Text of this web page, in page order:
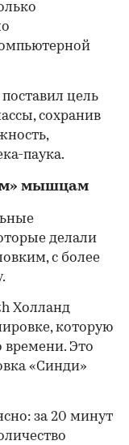
цель
сохранив
паука.
мышцам
делали
с более
Холланд
которую
времени. Это
«Синди»
за 20 минут